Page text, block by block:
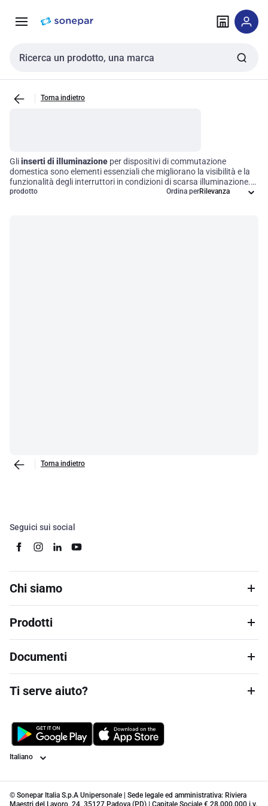
navigazione alla
Cerca input
Torna indietro
Gliinserti di illuminazione per dispositivi di commutazione
domestica sono elementi essenziali che migliorano la visibilità e la
funzionalità degli interruttori in condizioni di scarsa illuminazione.
Questi componenti sono progettati per essere utilizzati insieme a
prodotto Ordina per
Torna indietro
Seguici sui social
Chi siamo
Prodotti
Documenti
Ti serve aiuto?
Lingua
© Sonepar Italia S.p.A Unipersonale | Sede legale ed amministrativa: Riviera
Maestri del Lavoro, 24, 35127 Padova (PD) | Capitale Sociale € 28.000.000 i.v.